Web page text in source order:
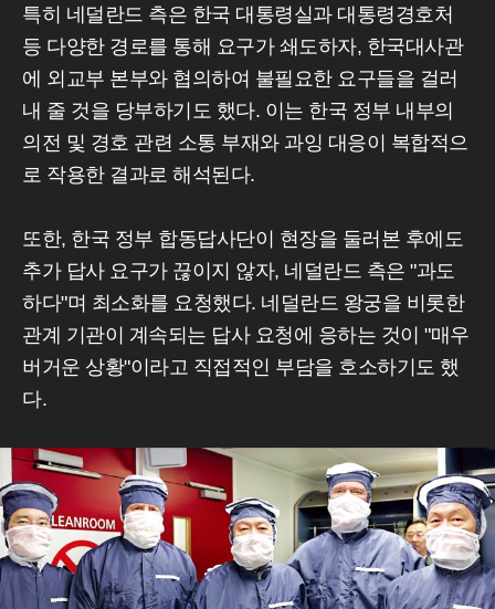
특히 네덜란드 측은 한국 대통령실과 대통령경호처
등 다양한 경로를 통해 요구가 쇄도하자, 한국대사관
에 외교부 본부와 협의하여 불필요한 요구들을 걸러
내 줄 것을 당부하기도 했다. 이는 한국 정부 내부의
의전 및 경호 관련 소통 부재와 과잉 대응이 복합적으
로 작용한 결과로 해석된다.
또한, 한국 정부 합동답사단이 현장을 둘러본 후에도
추가 답사 요구가 끊이지 않자, 네덜란드 측은 "과도
하다"며 최소화를 요청했다. 네덜란드 왕궁을 비롯한
관계 기관이 계속되는 답사 요청에 응하는 것이 "매우
버거운 상황"이라고 직접적인 부담을 호소하기도 했
다.